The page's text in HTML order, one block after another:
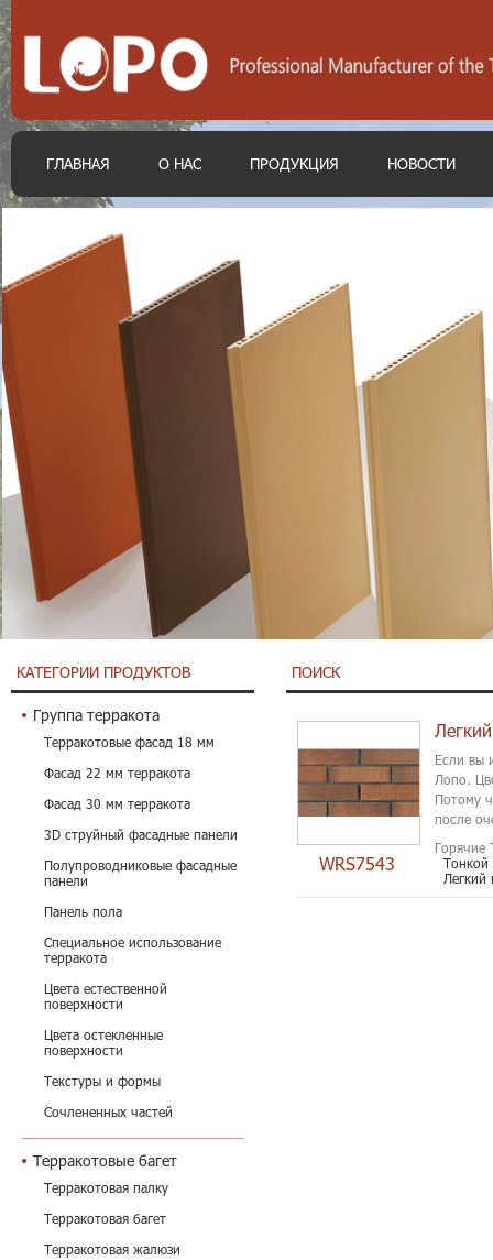
ГЛАВНАЯ О НАС ПРОДУКЦИЯ НОВОСТИ
КАТЕГОРИИ ПРОДУКТОВ
Группа терракота
Терракотовые фасад 18 мм
Фасад 22 мм терракота
Фасад 30 мм терракота
3D струйный фасадные панели
Полупроводниковые фасадные
панели
Панель пола
Специальное использование
терракота
Цвета естественной
поверхности
Цвета остекленные
поверхности
Текстуры и формы
Сочлененных частей
Терракотовые багет
Терракотовая палку
Терракотовая багет
Терракотовая жалюзи
ПОИСК
WRS7543
Если вы
Лопо.
Потому
после
Горячие
Тонкой
Легкий